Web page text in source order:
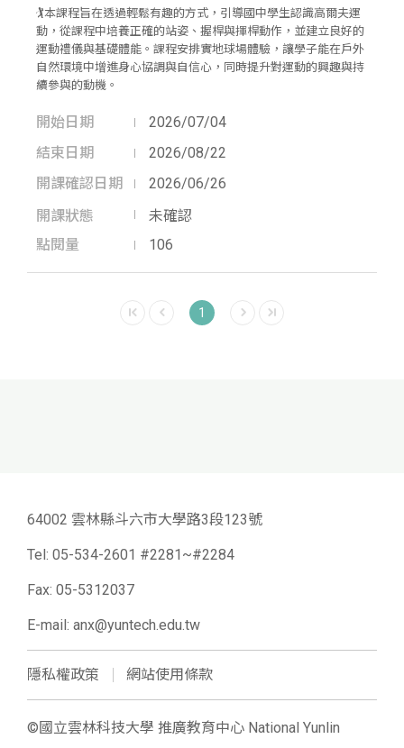
🏌️本課程旨在透過輕鬆有趣的方式，引導國中學生認識高爾夫運
動，從課程中培養正確的站姿、握桿與揮桿動作，並建立良好的
運動禮儀與基礎體能。課程安排實地球場體驗，讓學子能在戶外
自然環境中增進身心協調與自信心，同時提升對運動的興趣與持
續參與的動機。
開始日期
2026/07/04
結束日期
2026/08/22
開課確認日期
2026/06/26
開課狀態 未確認
點閱量 106
1
©國立雲林科技大學 推廣教育中心 National Yunlin
64002 雲林縣斗六市大學路3段123號
Tel: 05-534-2601 #2281~#2284
Fax: 05-5312037
E-mail: anx@yuntech.edu.tw
隱私權政策 網站使用條款